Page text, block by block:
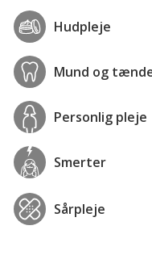
Hudpleje
Mund og
Personlig pleje
Smerter
Sårpleje